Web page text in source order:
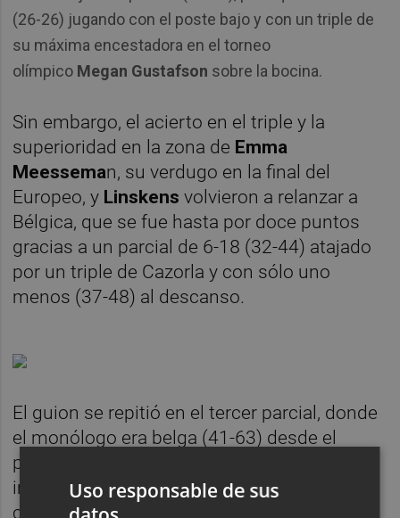
(26-26) jugando con el poste bajo y con un triple de
su máxima encestadora en el torneo
olímpico Megan Gustafson sobre la bocina.
Sin embargo, el acierto en el triple y la
superioridad en la zona de Emma
Meesseman, su verdugo en la final del
Europeo, y Linskensvolvieron a relanzar a
Bélgica, que se fue hasta por doce puntos
gracias a un parcial de 6-18 (32-44) atajado
por un triple de Cazorla y con sólo uno
menos (37-48) al descanso.
El guion se repitió en el tercer parcial, donde
el monólogo era belga (41-63) desde el
perímetro y la gesta se antojaba casi un
imposible para una España emborronada y
cuya inferioridad en el rebote no permitía
Uso responsable de sus